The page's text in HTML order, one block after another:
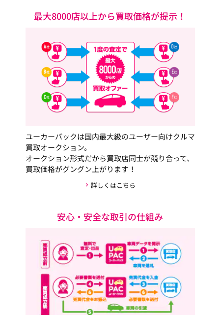
最大8000店以上から買取価格が提示！
ユーカーパックは国内最大級のユーザー向けクルマ
買取オークション。
オークション形式だから買取店同士が競り合って、
買取価格がグングン上がります！
詳しくはこちら
安心・安全な取引の仕組み